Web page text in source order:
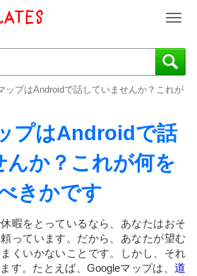
T
g
g
e
a
v
i
i
o
n
ップはAndroidで話していませんか？これが
プはAndroidで話
んか？これが何を
きかです
暇をとっているなら、あなたはおそ
っています。だから、あなたが望む
くいかないことです。しかし、それ
す。たとえば、Googleマップは、 道